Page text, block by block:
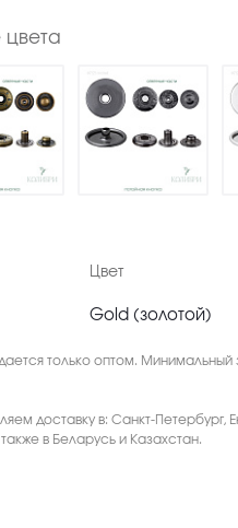
цвета
Цвет
Gold (золотой)
только оптом. Минимальный
доставку в: Санкт-Петербург,
в Беларусь и Казахстан.